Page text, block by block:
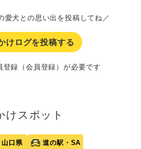
愛犬との思い出を投稿してね／
けログを投稿する
登録（会員登録）が必要です
けスポット
山口県 道の駅・SA